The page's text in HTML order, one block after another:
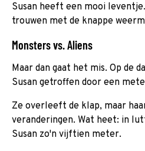
Susan heeft een mooi
trouwen met de knappe
Monsters vs. Aliens
Maar dan gaat het mis. Op de
Susan getroffen door een
Ze overleeft de klap, maar
veranderingen. Wat heet: in
Susan zo'n vijftien meter.